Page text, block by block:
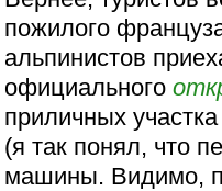
пожилого
альпинистов
официального
приличных
(я так понял, что
машины. Видимо,